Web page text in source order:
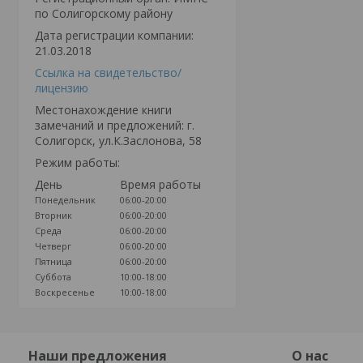
по Солигорскому району
Дата регистрации компании:
21.03.2018
Ссылка на свидетельство/
лицензию
Местонахождение книги
замечаний и предложений: г.
Солигорск, ул.К.Заслонова, 58
Режим работы:
День
Время работы
Понедельник
06:00-20:00
Вторник
06:00-20:00
Среда
06:00-20:00
Четверг
06:00-20:00
Пятница
06:00-20:00
Суббота
10:00-18:00
Воскресенье
10:00-18:00
Наши предложения О нас